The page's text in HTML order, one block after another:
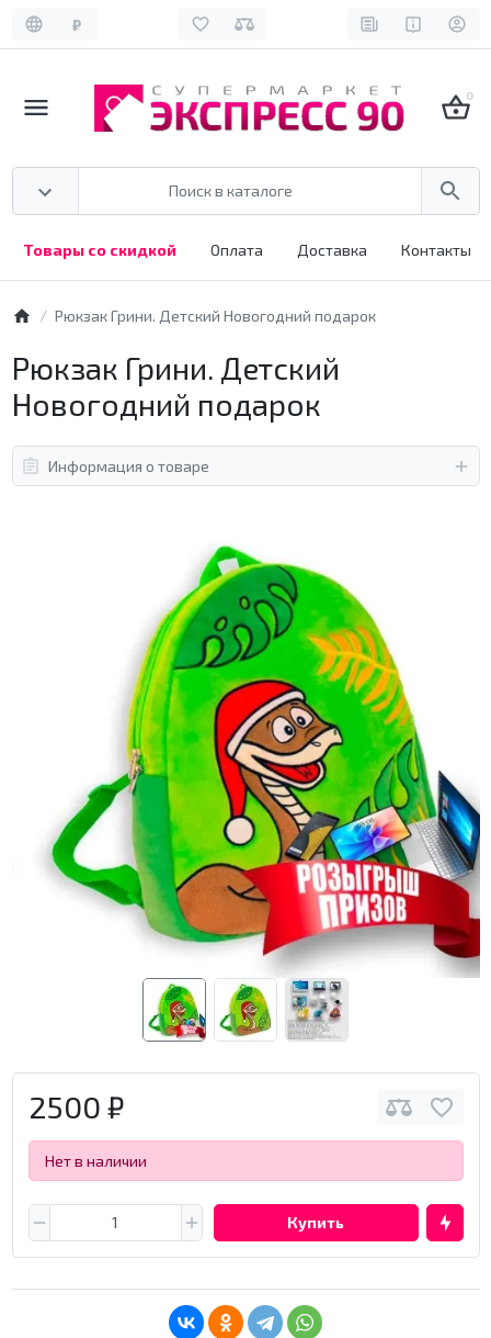
₽
0
Товары со скидкой Оплата Доставка Контакты
Рюкзак Грини. Детский Новогодний подарок
Рюкзак Грини. Детский
Новогодний подарок
Информация о товаре
2500 ₽
Нет в наличии
Купить